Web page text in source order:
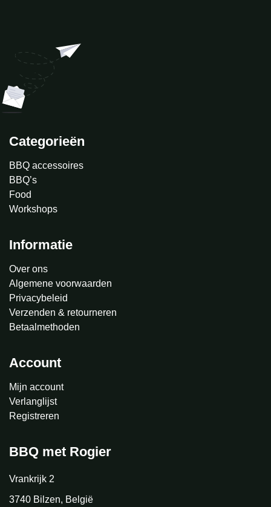
Categorieën
BBQ accessoires
BBQ’s
Food
Workshops
Informatie
Over ons
Algemene voorwaarden
Privacybeleid
Verzenden & retourneren
Betaalmethoden
Account
Mijn account
Verlanglijst
Registreren
BBQ met Rogier
Vrankrijk 2
3740 Bilzen, België